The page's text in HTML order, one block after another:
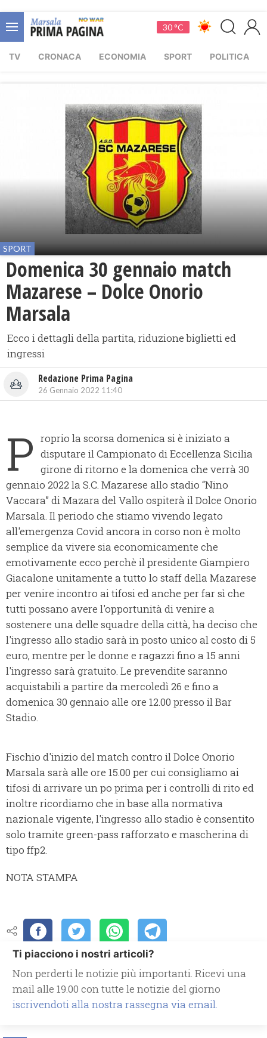
30 °C
TV CRONACA ECONOMIA SPORT POLITICA
SPORT
Domenica 30 gennaio match
Mazarese – Dolce Onorio
Marsala
Ecco i dettagli della partita, riduzione biglietti ed
ingressi
Redazione Prima Pagina
26 Gennaio 2022 11:40
P roprio la scorsa domenica si è iniziato a
disputare il Campionato di Eccellenza Sicilia
girone di ritorno e la domenica che verrà 30
gennaio 2022 la S.C. Mazarese allo stadio “Nino
Vaccara” di Mazara del Vallo ospiterà il Dolce Onorio
Marsala. Il periodo che stiamo vivendo legato
all'emergenza Covid ancora in corso non è molto
semplice da vivere sia economicamente che
emotivamente ecco perchè il presidente Giampiero
Giacalone unitamente a tutto lo staff della Mazarese
per venire incontro ai tifosi ed anche per far sì che
tutti possano avere l'opportunità di venire a
sostenere una delle squadre della città, ha deciso che
l'ingresso allo stadio sarà in posto unico al costo di 5
euro, mentre per le donne e ragazzi fino a 15 anni
l'ingresso sarà gratuito. Le prevendite saranno
acquistabili a partire da mercoledì 26 e fino a
domenica 30 gennaio alle ore 12.00 presso il Bar
Stadio.
Fischio d'inizio del match contro il Dolce Onorio
Marsala sarà alle ore 15.00 per cui consigliamo ai
tifosi di arrivare un po prima per i controlli di rito ed
inoltre ricordiamo che in base alla normativa
nazionale vigente, l'ingresso allo stadio è consentito
solo tramite green-pass rafforzato e mascherina di
tipo ffp2.
NOTA STAMPA
Ti piacciono i nostri articoli?
Non perderti le notizie più importanti. Ricevi una
mail alle 19.00 con tutte le notizie del giorno
iscrivendoti alla nostra rassegna via email.